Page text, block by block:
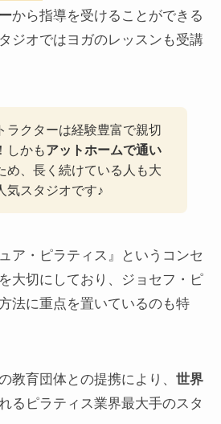
から指導を受けることができる
ジオではヨガのレッスンも受講
ラクターは経験豊富で親切
しかもアットホームで通い
め、長く続けている人も大
気スタジオです♪
ア・ピラティス』というコンセ
大切にしており、ジョセフ・ピ
法に重点を置いているのも特
教育団体との提携により、 世界
るピラティス業界最大手のスタ